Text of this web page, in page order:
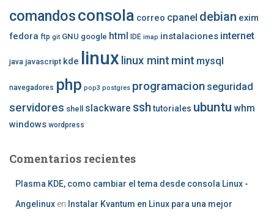
comandosconsola correo cpanel debian exim
fedora ftp git GNU google html IDE imap instalaciones internet
java javascript kde linux linux mint mint mysql
navegadores php pop3 postgres programacion seguridad
servidores shell slackware sshtutoriales ubuntu whm
windows wordpress
Comentarios recientes
Plasma KDE, como cambiar el tema desde consola Linux -
Angelinux en Instalar Kvantum en Linux para una mejor